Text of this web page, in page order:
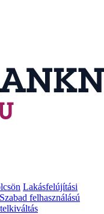
Lakásfelújítási
Szabad felhasználású